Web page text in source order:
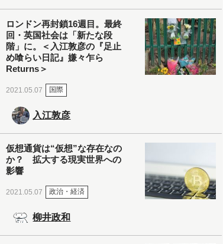
ロンドン再封鎖16週目。最終
回・英国社会は「新たな段
階」に。＜入江敦彦の『足止
め喰らい日記』嫌々乍ら
Returns＞
2021.05.07 国際
入江敦彦
仮想通貨は“仮想”な存在なの
か？ 拡大する現実世界への
影響
2021.05.07 政治・経済
柳井政和